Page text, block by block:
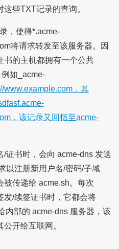
这些TXT记录的查询。
，使得*.acme-
将请求转发至该服务器。因
书的主机都拥有一个公共
如_acme-
www.example.com，其
，该记录又回指至acme-
/证书时，会向 acme-dns 发送
以注册新用户名/密码/子域
被传递给 acme.sh。每次
发/续签证书时，它都会将
内部的 acme-dns 服务器，该
开给互联网。